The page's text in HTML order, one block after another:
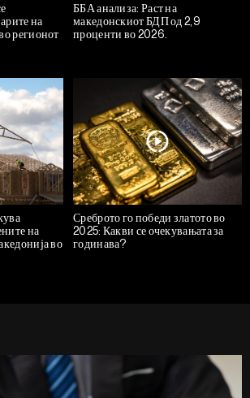
на
регионот
ББА анализа: Раст на
македонскиот БДП од 2,9
проценти во 2026.
на
во
Среброто го победи златото во
2025: Какви се очекувањата за
годинава?